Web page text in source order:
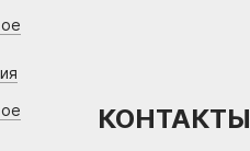
КОНТАКТЫ